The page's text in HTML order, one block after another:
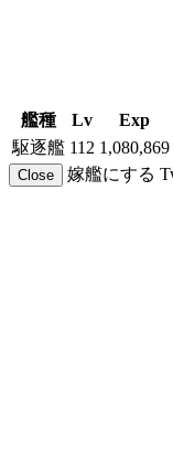
艦種 Lv Exp
駆逐艦 112 1,080,869
Close 嫁艦にする